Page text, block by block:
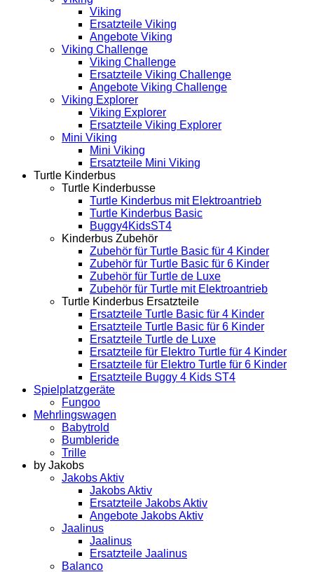
Viking
Ersatzteile Viking
Angebote Viking
Viking Challenge
Viking Challenge
Ersatzteile Viking Challenge
Angebote Viking Challenge
Viking Explorer
Viking Explorer
Ersatzteile Viking Explorer
Mini Viking
Mini Viking
Ersatzteile Mini Viking
Turtle Kinderbus
Turtle Kinderbusse
Turtle Kinderbus mit Elektroantrieb
Turtle Kinderbus Basic
Buggy4KidsST4
Kinderbus Zubehör
Zubehör für Turtle Basic für 4 Kinder
Zubehör für Turtle Basic für 6 Kinder
Zubehör für Turtle de Luxe
Zubehör für Turtle mit Elektroantrieb
Turtle Kinderbus Ersatzteile
Ersatzteile Turtle Basic für 4 Kinder
Ersatzteile Turtle Basic für 6 Kinder
Ersatzteile Turtle de Luxe
Ersatzteile für Elektro Turtle für 4 Kinder
Ersatzteile für Elektro Turtle für 6 Kinder
Ersatzteile Buggy 4 Kids ST4
Spielplatzgeräte
Fungoo
Mehrlingswagen
Babytrold
Bumbleride
Trille
by Jakobs
Jakobs Aktiv
Jakobs Aktiv
Ersatzteile Jakobs Aktiv
Angebote Jakobs Aktiv
Jaalinus
Jaalinus
Ersatzteile Jaalinus
Balanco